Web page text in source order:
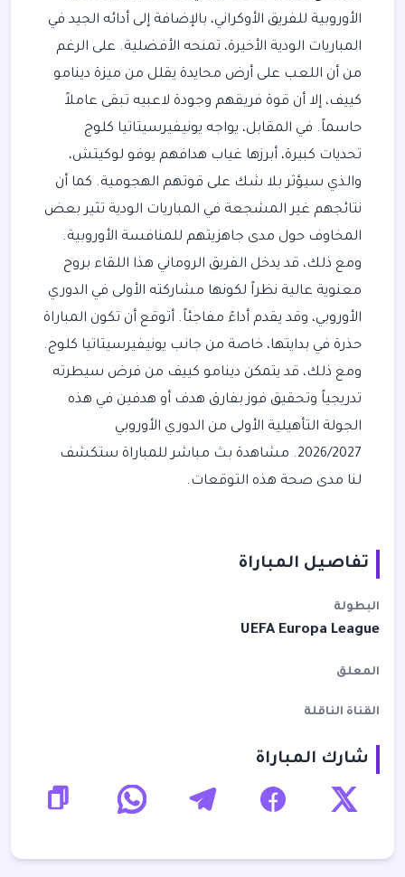
الأوروبية للفريق الأوكراني، بالإضافة إلى أدائه الجيد في
المباريات الودية الأخيرة، تمنحه الأفضلية. على الرغم
من أن اللعب على أرض محايدة يقلل من ميزة دينامو
كييف، إلا أن قوة فريقهم وجودة لاعبيه تبقى عاملاً
حاسماً. في المقابل، يواجه يونيفيرسيتاتيا كلوج
تحديات كبيرة، أبرزها غياب هدافهم يوفو لوكيتش،
والذي سيؤثر بلا شك على قوتهم الهجومية. كما أن
نتائجهم غير المشجعة في المباريات الودية تثير بعض
المخاوف حول مدى جاهزيتهم للمنافسة الأوروبية.
ومع ذلك، قد يدخل الفريق الروماني هذا اللقاء بروح
معنوية عالية نظراً لكونها مشاركته الأولى في الدوري
الأوروبي، وقد يقدم أداءً مفاجئاً. أتوقع أن تكون المباراة
حذرة في بدايتها، خاصة من جانب يونيفيرسيتاتيا كلوج.
ومع ذلك، قد يتمكن دينامو كييف من فرض سيطرته
تدريجياً وتحقيق فوز بفارق هدف أو هدفين في هذه
الجولة التأهيلية الأولى من الدوري الأوروبي
2026/2027. مشاهدة بث مباشر للمباراة ستكشف
لنا مدى صحة هذه التوقعات.
تفاصيل المباراة
البطولة
UEFA Europa League
المعلق
القناة الناقلة
شارك المباراة